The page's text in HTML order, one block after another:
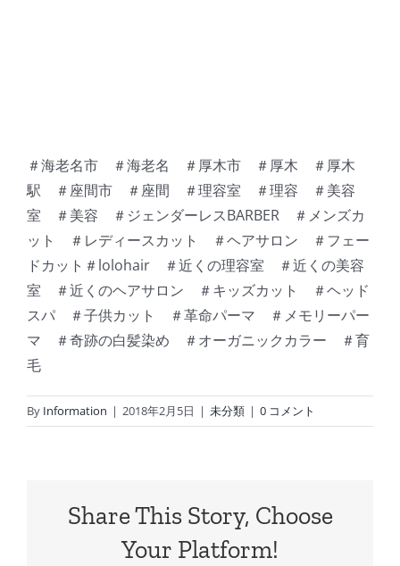
＃海老名市 ＃海老名 ＃厚木市 ＃厚木 ＃厚木
駅 ＃座間市 ＃座間 ＃理容室 ＃理容 ＃美容
室 ＃美容 ＃ジェンダーレスBARBER ＃メンズカ
ット ＃レディースカット ＃ヘアサロン ＃フェー
ドカット＃lolohair ＃近くの理容室 ＃近くの美容
室 ＃近くのヘアサロン ＃キッズカット ＃ヘッド
スパ ＃子供カット ＃革命パーマ ＃メモリーパー
マ ＃奇跡の白髪染め ＃オーガニックカラー ＃育
毛
By Information | 2018年2月5日 | 未分類 | 0 コメント
Share This Story, Choose
Your Platform!